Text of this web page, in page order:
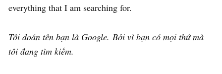
everything that I am searching for.
Tôi đoán tên bạn là Google. Bởi vì bạn có mọi thứ mà
tôi đang tìm kiếm.